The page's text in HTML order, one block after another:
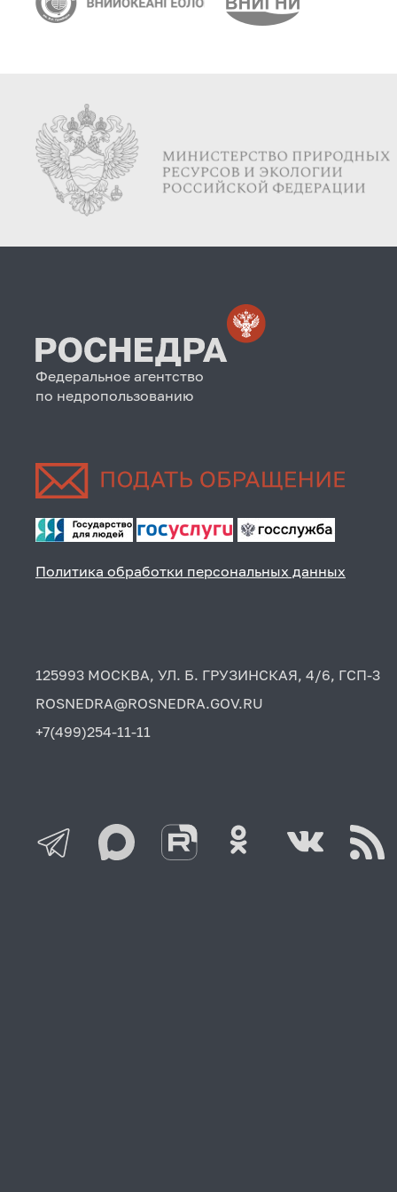
Федеральное агентство
по недропользованию
Политика обработки персональных данных
125993 МОСКВА, УЛ. Б. ГРУЗИНСКАЯ, 4/6, ГСП-3
ROSNEDRA@ROSNEDRA.GOV.RU
+7(499)254-11-11